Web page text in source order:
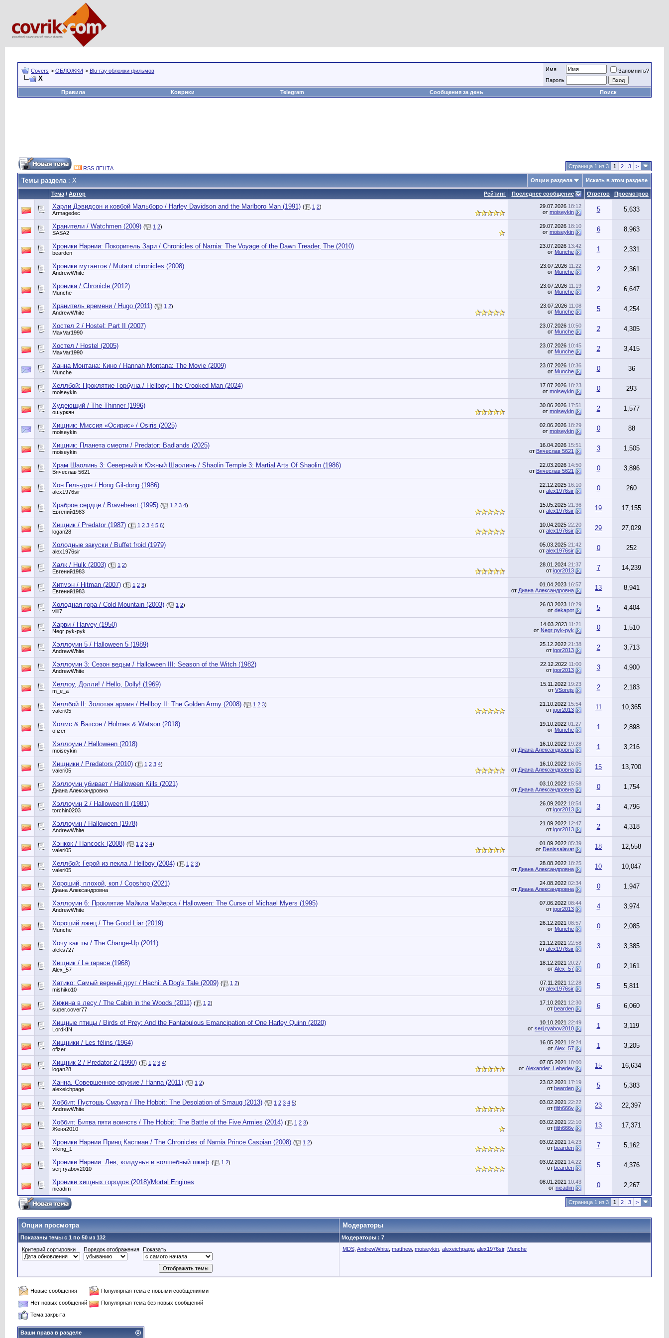
Covers > ОБЛОЖКИ > Blu-ray обложки фильмов
Х
Имя
Запомнить?
Пароль
Правила
Коврики Telegram Сообщения за день Поиск
RSS ЛЕНТА Страница 1 из 3 1 2 3 >
Темы раздела: Х Опции раздела Искать в этом разделе
Рейтинг
Тема / Автор Последнее сообщение Ответов Просмотров
Харли Дэвидсон и ковбой Мальборо / Harley Davidson and the Marlboro Man (1991) ( 1 2)
Armagedec
29.07.2026 18:12
от moiseykin 5 5,633
Хранители / Watchmen (2009) ( 1 2)
SASA2
29.07.2026 18:10
от moiseykin 6 8,963
Хроники Нарнии: Покоритель Зари / Chronicles of Narnia: The Voyage of the Dawn Treader, The (2010)
bearden
23.07.2026 13:42
от Munche 1 2,331
Хроники мутантов / Mutant chronicles (2008)
AndrewWhite
23.07.2026 11:22
от Munche 2 2,361
Хроника / Chronicle (2012)
Munche
23.07.2026 11:19
от Munche 2 6,647
Хранитель времени / Hugo (2011) ( 1 2)
AndrewWhite
23.07.2026 11:08
от Munche 5 4,254
Хостел 2 / Hostel: Part II (2007)
MaxVar1990
23.07.2026 10:50
от Munche 2 4,305
Хостел / Hostel (2005)
MaxVar1990
23.07.2026 10:45
от Munche 2 3,415
Ханна Монтана: Кино / Hannah Montana: The Movie (2009)
Munche
23.07.2026 10:36
от Munche 0 36
Хеллбой: Проклятие Горбуна / Hellboy: The Crooked Man (2024)
moiseykin
17.07.2026 18:23
от moiseykin 0 293
Худеющий / The Thinner (1996)
ошуркян
30.06.2026 17:51
от moiseykin 2 1,577
Хищник: Миссия «Осирис» / Osiris (2025)
moiseykin
02.06.2026 18:29
от moiseykin 0 88
Хищник: Планета смерти / Predator: Badlands (2025)
moiseykin
16.04.2026 15:51
от Вячеслав 5621 3 1,505
Храм Шаолинь 3: Северный и Южный Шаолинь / Shaolin Temple 3: Martial Arts Of Shaolin (1986)
Вячеслав 5621
22.03.2026 14:50
от Вячеслав 5621 0 3,896
Хон Гиль-дон / Hong Gil-dong (1986)
alex1976sir
22.12.2025 16:10
от alex1976sir 0 260
Храброе сердце / Braveheart (1995) ( 1 2 3 4)
Евгений1983
15.05.2025 21:36
от alex1976sir 19 17,155
Хищник / Predator (1987) ( 1 2 3 4 5 6)
logan28
10.04.2025 22:20
от alex1976sir 29 27,029
Холодные закуски / Buffet froid (1979)
alex1976sir
05.03.2025 21:42
от alex1976sir 0 252
Халк / Hulk (2003) ( 1 2)
Евгений1983
28.01.2024 21:37
от igor2013 7 14,239
Хитмэн / Hitman (2007) ( 1 2 3)
Евгений1983
01.04.2023 16:57
от Диана Александровна 13 8,941
Холодная гора / Cold Mountain (2003) ( 1 2)
villi7
26.03.2023 10:29
от dekapot 5 4,404
Харви / Harvey (1950)
Negr pyk-pyk
14.03.2023 11:21
от Negr pyk-pyk 0 1,510
Хэллоуин 5 / Halloween 5 (1989)
AndrewWhite
25.12.2022 21:38
от igor2013 2 3,713
Хэллоуин 3: Сезон ведьм / Halloween III: Season of the Witch (1982)
AndrewWhite
22.12.2022 11:00
от igor2013 3 4,900
Хеллоу, Долли! / Hello, Dolly! (1969)
m_e_a
15.11.2022 19:23
от VSorejs 2 2,183
Хеллбой II: Золотая армия / Hellboy II: The Golden Army (2008) ( 1 2 3)
valeri05
21.10.2022 15:54
от igor2013 11 10,365
Холмс & Ватсон / Holmes & Watson (2018)
ofizer
19.10.2022 01:27
от Munche 1 2,898
Хэллоуин / Halloween (2018)
moiseykin
16.10.2022 19:28
от Диана Александровна 1 3,216
Хищники / Predators (2010) ( 1 2 3 4)
valeri05
16.10.2022 16:05
от Диана Александровна 15 13,700
Хэллоуин убивает / Halloween Kills (2021)
Диана Александровна
03.10.2022 15:58
от Диана Александровна 0 1,754
Хэллоуин 2 / Halloween II (1981)
torchin0203
26.09.2022 18:54
от igor2013 3 4,796
Хэллоуин / Halloween (1978)
AndrewWhite
21.09.2022 12:47
от igor2013 2 4,318
Хэнкок / Hancock (2008) ( 1 2 3 4)
valeri05
01.09.2022 05:39
от Denissalavat 18 12,558
Хеллбой: Герой из пекла / Hellboy (2004) ( 1 2 3)
valeri05
28.08.2022 18:25
от Диана Александровна 10 10,047
Хороший, плохой, коп / Copshop (2021)
Диана Александровна
24.08.2022 02:34
от Диана Александровна 0 1,947
Хэллоуин 6: Проклятие Майкла Майерса / Halloween: The Curse of Michael Myers (1995)
AndrewWhite
07.06.2022 08:44
от igor2013 4 3,974
Хороший лжец / The Good Liar (2019)
Munche
26.12.2021 08:57
от Munche 0 2,085
Хочу как ты / The Change-Up (2011)
aleks727
21.12.2021 22:58
от alex1976sir 3 3,385
Хищник / Le rapace (1968)
Alex_57
18.12.2021 20:27
от Alex_57 0 2,161
Хатико: Самый верный друг / Hachi: A Dog's Tale (2009) ( 1 2)
mishiko10
07.11.2021 12:28
от alex1976sir 5 5,811
Хижина в лесу / The Cabin in the Woods (2011) ( 1 2)
super.cover77
17.10.2021 12:30
от bearden 6 6,060
Хищные птицы / Birds of Prey: And the Fantabulous Emancipation of One Harley Quinn (2020)
LordKIN
10.10.2021 22:49
от serj.ryabov2010 1 3,119
Хищники / Les félins (1964)
ofizer
16.05.2021 19:24
от Alex_57 1 3,205
Хищник 2 / Predator 2 (1990) ( 1 2 3 4)
logan28
07.05.2021 18:00
от Alexander_Lebedev 15 16,634
Ханна. Совершенное оружие / Hanna (2011) ( 1 2)
alexeichpage
23.02.2021 17:19
от bearden 5 5,383
Хоббит: Пустошь Смауга / The Hobbit: The Desolation of Smaug (2013) ( 1 2 3 4 5)
AndrewWhite
03.02.2021 22:22
от filth666v 23 22,397
Хоббит: Битва пяти воинств / The Hobbit: The Battle of the Five Armies (2014) ( 1 2 3)
Женя2010
03.02.2021 22:10
от filth666v 13 17,371
Хроники Нарнии Принц Каспиан / The Chronicles of Narnia Prince Caspian (2008) ( 1 2)
viking_1
03.02.2021 14:23
от bearden 7 5,162
Хроники Нарнии: Лев, колдунья и волшебный шкаф ( 1 2)
serj.ryabov2010
03.02.2021 14:22
от bearden 5 4,376
Хроники хищных городов (2018)/Mortal Engines
nicadim
08.01.2021 10:43
от nicadim 0 2,267
Страница 1 из 3 1 2 3 >
Опции просмотра Модераторы
Показаны темы с 1 по 50 из 132
Модераторы : 7
Критерий сортировки
Порядок отображения Показать MDS AndrewWhite matthew, moiseykin alexeichpage alex1976sir, Munche
Новые сообщения
Популярная тема с новыми сообщениями
Нет новых сообщений
Популярная тема без новых сообщений
Тема закрыта
Ваши права в разделе